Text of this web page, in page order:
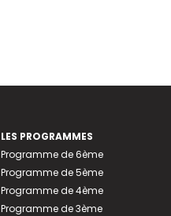
LES PROGRAMMES
Programme de 6ème
Programme de 5ème
Programme de 4ème
Programme de 3ème